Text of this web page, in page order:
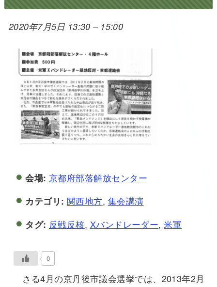
2020年7月5日 13:30 – 15:00
会場: 京都府部落解放センター
カテゴリ: 関西地方, 集会講演
タグ: 反戦反核, Xバンドレーダー,米軍
0
さる4月の京丹後市議会選挙では、2013年2月